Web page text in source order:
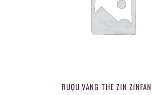
RƯỢU VANG THE ZIN